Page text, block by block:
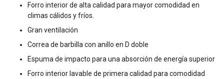
Forro interior de alta calidad para mayor comodidad en
climas cálidos y fríos.
Gran ventilación
Correa de barbilla con anillo en D doble
Espuma de impacto para una absorción de energía superior
Forro interior lavable de primera calidad para comodidad